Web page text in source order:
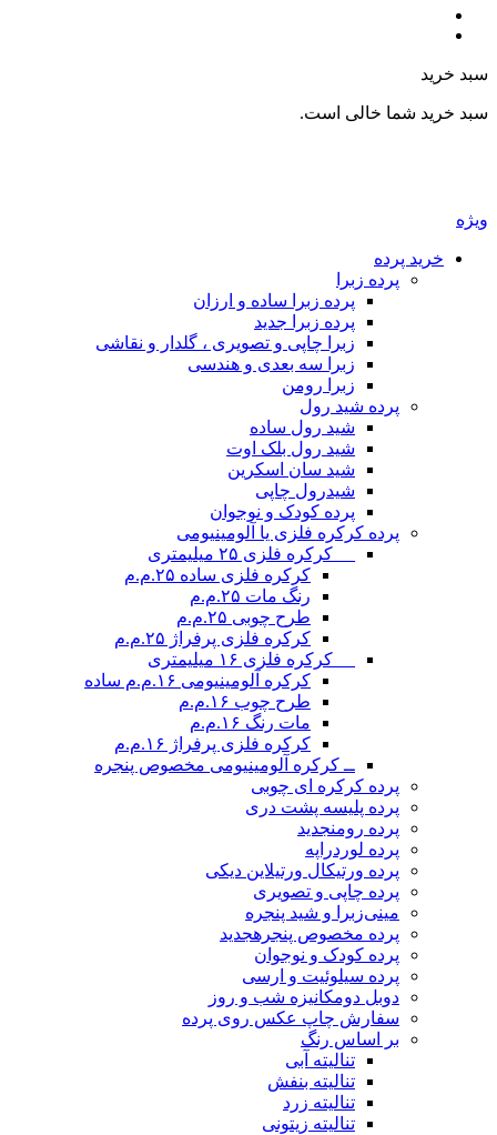
خرید
خرید شما خالی است.
خرید پرده
پرده زبرا
پرده زبرا ساده و ارزان
پرده زبرا جدید
زبرا چاپی و تصویری ، گلدار و نقاشی
زبرا سه بعدی و هندسی
زبرا رومن
پرده شید رول
شید رول ساده
شید رول بلک اوت
شید سان اسکرین
شیدرول چاپی
پرده کودک و نوجوان
پرده کرکره فلزی یا آلومینیومی
__ کرکره فلزی ۲۵ میلیمتری
کرکره فلزی ساده ۲۵.م.م
رنگ مات ۲۵.م.م
طرح چوبی ۲۵.م.م
کرکره فلزی پرفراژ ۲۵.م.م
__ کرکره فلزی ۱۶ میلیمتری
کرکره آلومینیومی ۱۶.م.م ساده
طرح چوب ۱۶.م.م
مات رنگ ۱۶.م.م
کرکره فلزی پرفراژ ۱۶.م.م
ــ کرکره آلومینیومی مخصوص پنجره
پرده کرکره ای چوبی
پرده پلیسه پشت دری
پرده رومنجدید
پرده لوردراپه
پرده ورتیکال ورتیلاین دیکی
پرده چاپی و تصویری
مینی‌زبرا و شید پنجره
پرده مخصوص پنجره جدید
پرده کودک و نوجوان
پرده سیلوئیت و ارسی
دوبل دومکانیزه شب و روز
سفارش چاپ عکس روی پرده
بر اساس رنگ
تنالیته آبی
تنالیته بنفش
تنالیته زرد
تنالیته زیتونی